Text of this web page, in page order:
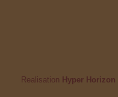
Realisation Hyper Horizon